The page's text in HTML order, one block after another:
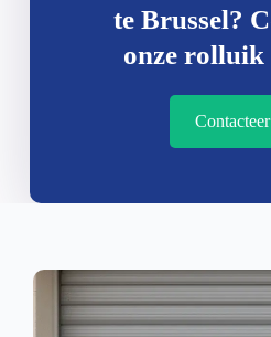
te Brussel?
onze rolluik